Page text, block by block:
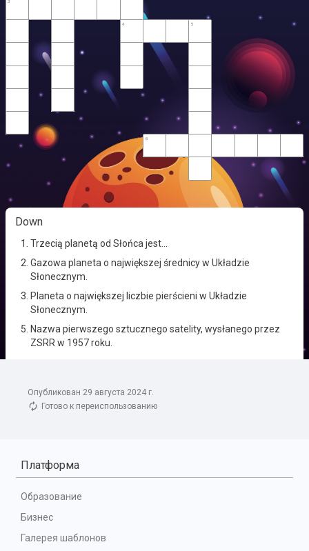
Опубликован 29 августа 2024 г.
Готово к переиспользованию
Платформа
Образование
Бизнес
Галерея шаблонов